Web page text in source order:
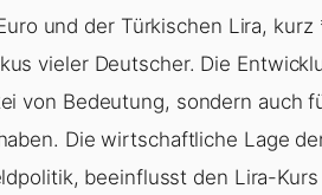
und der Türkischen Lira,
vieler Deutscher. Die
von Bedeutung, sondern auch
Die wirtschaftliche Lage
beeinflusst den Lira-